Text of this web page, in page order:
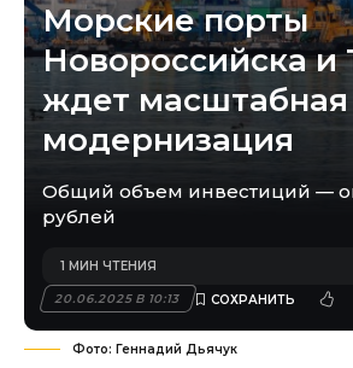
Морские порты
Новороссийска и
ждет масштабная
модернизация
Общий объем инвестиций —
рублей
20.06.2025 В 10:13
1 МИН ЧТЕНИЯ
Фото: Геннадий Дьячук